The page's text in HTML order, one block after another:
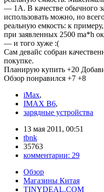
— 1А. В качестве обычного
использовать можно, но
реальную емкость: к
при заявленных 2500 ma*h
— и того хуже :(
Сам девайс собран
покупке.
Планирую купить +20
Обзор понравился +7 +8
iMax,
IMAX B6,
зарядные устройства
13 мая 2011, 00:51
tbnk
35763
комментарии: 29
Обзор
Магазины Китая
TINYDEAL.COM